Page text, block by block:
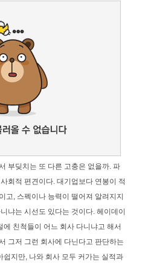
부딪치는 또 다른 고충은 없을까. 파
회적 편견이다. 대기업보다 연봉이 적
고, 스펙이나 능력이 떨어져 알려지지
냐는 시선도 있다는 것이다. 헤이데이
에 친척들이 어느 회사 다니냐고 해서
그저 그런 회사에 다닌다고 판단하는
쉽지만, 나와 회사 모두 커가는 실적과